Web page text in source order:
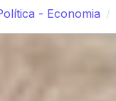
- Economia